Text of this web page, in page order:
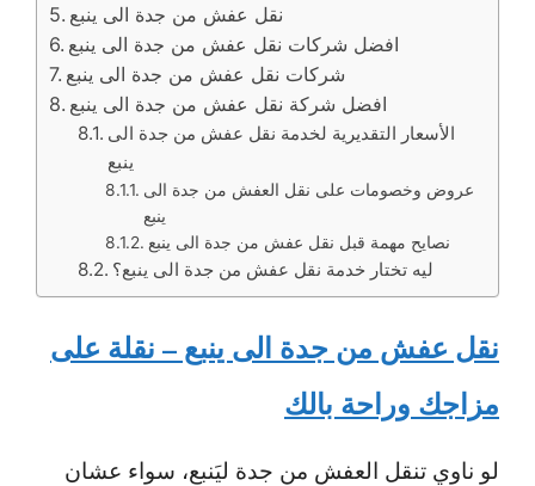
نقل عفش من جدة الى ينبع
افضل شركات نقل عفش من جدة الى ينبع
شركات نقل عفش من جدة الى ينبع
افضل شركة نقل عفش من جدة الى ينبع
الأسعار التقديرية لخدمة نقل عفش من جدة الى
ينبع
عروض وخصومات على نقل العفش من جدة الى
ينبع
نصايح مهمة قبل نقل عفش من جدة الى ينبع
ليه تختار خدمة نقل عفش من جدة الى ينبع؟
نقل عفش من جدة الى ينبع – نقلة على
مزاجك وراحة بالك
لو ناوي تنقل العفش من جدة ليَنبع، سواء عشان